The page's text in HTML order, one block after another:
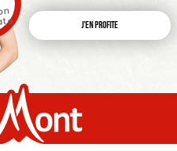
J'en profite